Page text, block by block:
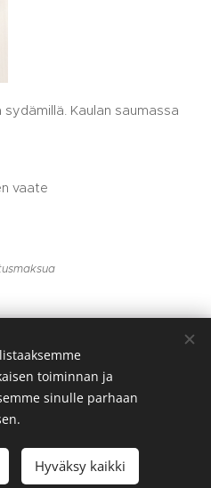
Kaulan saumassa
vaate
ostoskoriin
Viitaankulmantie 373,
217 6604
toiminnan ja
sinulle parhaan
Hyväksy kaikki